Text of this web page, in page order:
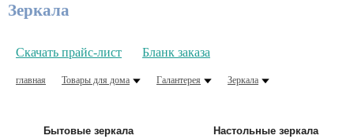
Зеркала
Скачать прайс-лист Бланк заказа
главная Товары для дома Галантерея Зеркала
Бытовые зеркала Настольные зеркала